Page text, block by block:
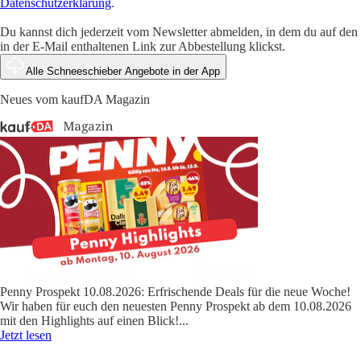
Datenschutzerklärung.
Du kannst dich jederzeit vom Newsletter abmelden, in dem du auf den
in der E-Mail enthaltenen Link zur Abbestellung klickst.
Alle Schneeschieber Angebote in der App
Neues vom kaufDA Magazin
Penny Prospekt 10.08.2026: Erfrischende Deals für die neue Woche!
Wir haben für euch den neuesten Penny Prospekt ab dem 10.08.2026
mit den Highlights auf einen Blick!...
Jetzt lesen